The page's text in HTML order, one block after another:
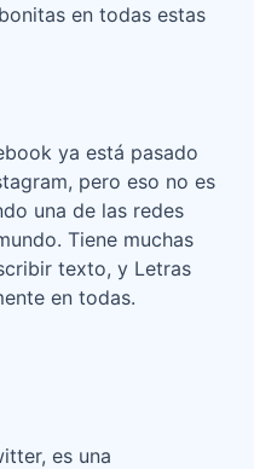
en todas estas
ya está pasado
pero eso no es
una de las redes
Tiene muchas
texto, y Letras
en todas.
es una